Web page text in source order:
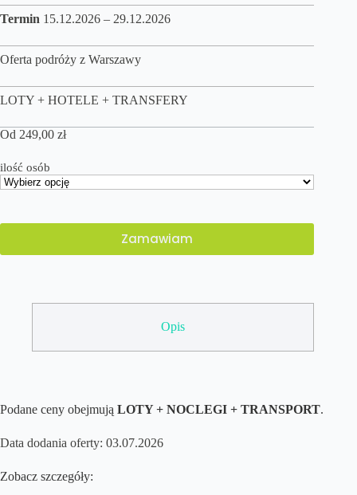
Termin 15.12.2026 – 29.12.2026
Oferta podróży z Warszawy
LOTY + HOTELE + TRANSFERY
Od 249,00 zł
ilość osób
Zamawiam
Opis
Podane ceny obejmują LOTY + NOCLEGI + TRANSPORT.
Data dodania oferty: 03.07.2026
Zobacz szczegóły: